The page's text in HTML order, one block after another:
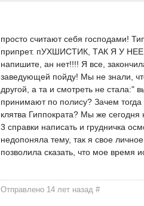
просто считают себя господами!
припрет. пУХШИСТИК, ТАК Я У НЕЕ
напишите, ан нет!!!! Я все,
заведующей пойду! Мы не знали,
другой, а та и смотреть не стала:"
принимают по полису? Зачем
клятва Гиппократа? Мы же сегодня
3 справки написать и грудничка
недопоняла тему, так я свое
позволила сказать, что мое время
Отправлено 14 лет назад#